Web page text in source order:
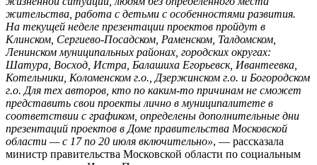
жительства, работа с детьми с особенностями развития.
На текущей неделе презентации проектов пройдут в
Клинском, Сергиево-Посадском, Раменском, Талдомском,
Ленинском муниципальных районах, городских округах:
Шатура, Восход, Истра, Балашиха Егорьевск, Ивантеевка,
Котельники, Коломенском г.о., Дзержинском г.о. и Богородском
г.о. Для тех авторов, кто по каким-то причинам не сможет
представить свои проекты лично в муниципалитете в
соответствии с графиком, определены дополнительные дни
презентаций проектов в Доме правительства Московской
области — с 17 по 20 июля включительно», — рассказала
министр правительства Московской области по социальным